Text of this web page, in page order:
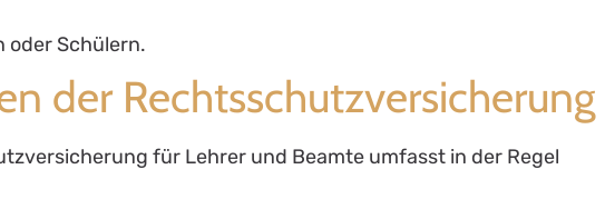
oder Schülern.
der Rechtsschutzversicherung
für Lehrer und Beamte umfasst in der Regel